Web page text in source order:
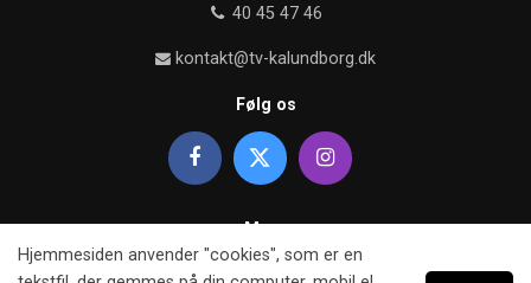
40 45 47 46
kontakt@tv-kalundborg.dk
Følg os
Mere
Om TV kalundborg
Hjemmesiden anvender "cookies", som er en